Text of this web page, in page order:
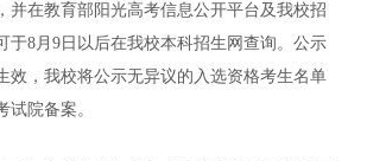
并在教育部阳光高考信息公开平台及我校招
于8月9 日以后在我校本科招生网查询。公示
效，我校将公示无异议的入选资格考生名单
试院备案。